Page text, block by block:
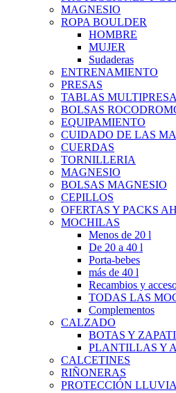
MAGNESIO
ROPA BOULDER
HOMBRE
MUJER
Sudaderas
ENTRENAMIENTO
PRESAS
TABLAS MULTIPRESA
BOLSAS
EQUIPAMIENTO
CUIDADO DE LAS
CUERDAS
TORNILLERIA
MAGNESIO
BOLSAS MAGNESIO
CEPILLOS
OFERTAS Y PACKS
MOCHILAS
Menos de 20 l
De 20 a 40 l
Porta-bebes
más de 40 l
Recambios y
TODAS LAS
Complementos
CALZADO
BOTAS Y
PLANTILLAS Y
CALCETINES
RIÑONERAS
PROTECCIÓN LLUVIA